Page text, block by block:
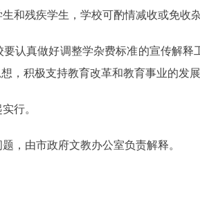
残疾学生，学校可酌情减收或免收
真做好调整学杂费标准的宣传解释
，积极支持教育改革和教育事业的发展
行。
由市政府文教办公室负责解释。